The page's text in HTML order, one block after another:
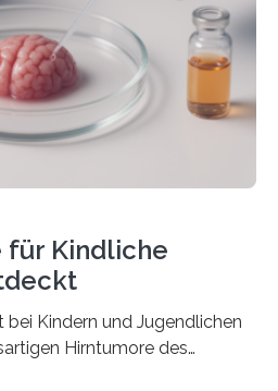
lassen. Würzburg. Die
(HCM) ist die häufigste
Sie führt dazu, dass
verdickt, der Herzmuskel zu
für Kindliche
Kindern und Jugendlichen
Hirntumore des